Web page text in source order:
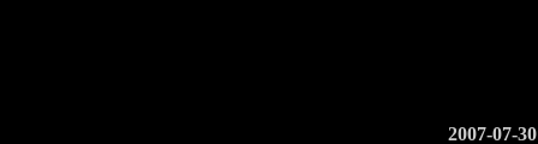
2007-07-